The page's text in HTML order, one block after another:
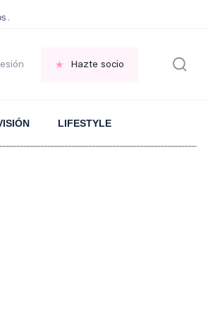
Aranguren sobre el ARROZ
Hazte socio
LIFESTYLE